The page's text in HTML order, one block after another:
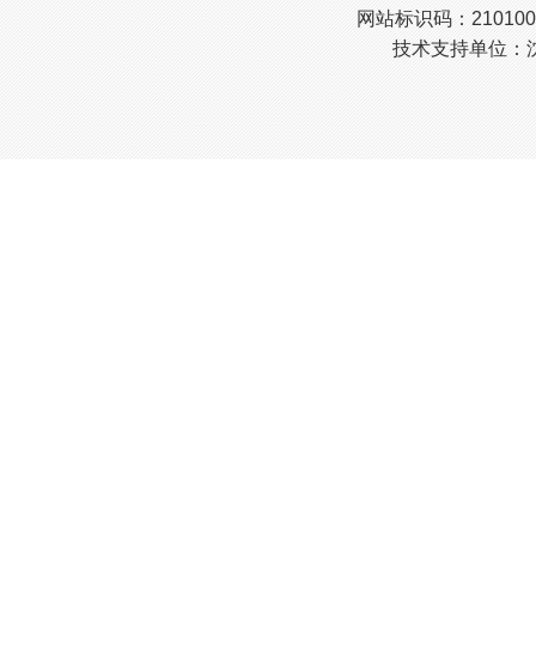
网站标识码：
技术支持单位：